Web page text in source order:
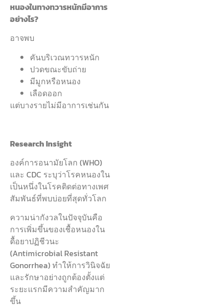
หนองในทางทวารหนักมีอาการ
อย่างไร?
อาจพบ
คันบริเวณทวารหนัก
ปวดขณะขับถ่าย
มีมูกหรือหนอง
เลือดออก
แต่บางรายไม่มีอาการเช่นกัน
Research Insight
องค์การอนามัยโลก (WHO)
และ CDC ระบุว่าโรคหนองใน
เป็นหนึ่งในโรคติดต่อทางเพศ
สัมพันธ์ที่พบบ่อยที่สุดทั่วโลก
ความน่ากังวลในปัจจุบันคือ
การเพิ่มขึ้นของเชื้อหนองใน
ดื้อยาปฏิชีวนะ
(Antimicrobial Resistant
Gonorrhea) ทำให้การวินิจฉัย
และรักษาอย่างถูกต้องตั้งแต่
ระยะแรกมีความสำคัญมาก
ขึ้น